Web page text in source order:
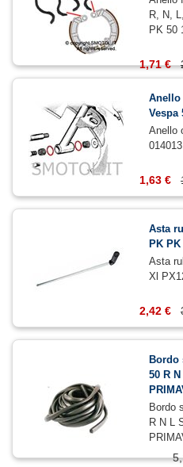
R, N,
PK 50
1,71 €
Anello
Vespa
Anello
014013
1,63 €
Asta
PK
Asta
Xl
2,42 €
Bordo
50 R
Bordo
R N L